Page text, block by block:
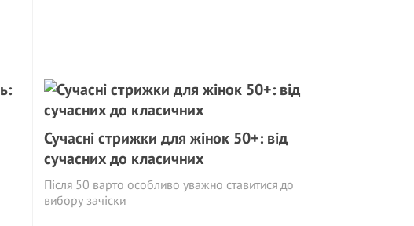
Сучасні стрижки для жінок 50+: від
сучасних до класичних
Після 50 варто особливо уважно ставитися до
вибору зачіски